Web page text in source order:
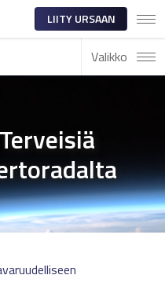
LIITY URSAAN
Valikko
Terveisiä